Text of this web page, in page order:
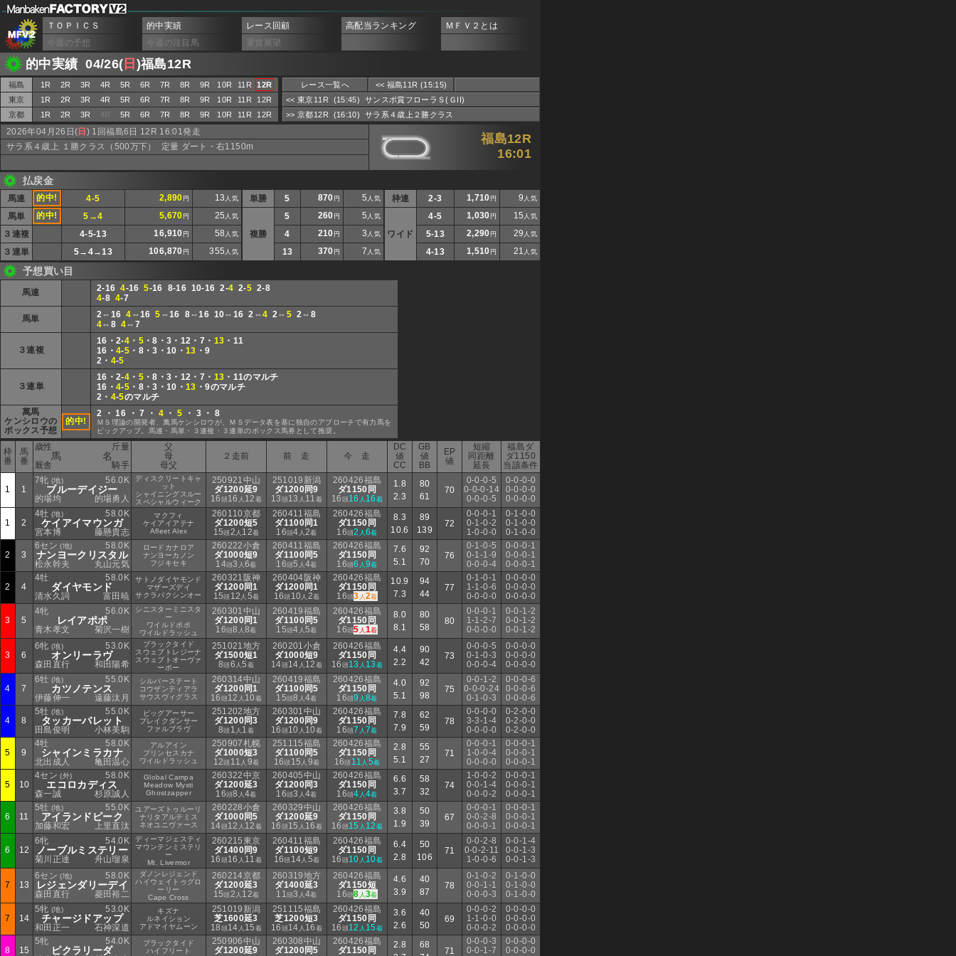
ＴＯＰＩＣＳ 的中実績 レース回顧 高配当ランキング
ＭＦＶ２とは
今週の予想
今週の注目馬 重賞展望
的中実績 04/26( 日 )福島12R
福島 1R 2R 3R 4R 5R 6R 7R 8R 9R 10R 11R
12R
東京
1R 2R 3R 4R 5R 6R 7R 8R 9R 10R 11R
12R
京都
1R 2R 3R 4R 5R 6R 7R 8R 9R 10R 11R 12R
レース一覧へ
<< 福島11R (15:15)
<< 東京11R (15:45) サンスポ賞フローラＳ(ＧII)
>> 京都12R (16:10) サラ系４歳上２勝クラス
2026年04月26日( 日 ) 1回福島6日 12R 16:01発走
福島12R
16:01
サラ系４歳上 １勝クラス（500万下） 定量 ダート・右1150m
払戻金
馬連 的中! 4-5 2,890 円 13 人気
馬単 的中! 5→4 5,670 円 25 人気
３連複 4-5-13 16,910 円 58 人気
３連単 5→4→13 106,870 円 355 人気
単勝 5 870 円 5 人気
複勝
5 260 円 5 人気
4 210 円 3 人気
13 370 円 7 人気
枠連 2-3 1,710 円 9 人気
ワイド
4-5 1,030 円 15 人気
5-13 2,290 円 29 人気
4-13 1,510 円 21 人気
予想買い目
馬連 2-164-165-16 8-16 10-16 2-4 2-5 2-8
4-8 4-7
馬単 2⇔164 ⇔165 ⇔16 8⇔16 10⇔16 2⇔4 2⇔ 5 2⇔8
4⇔8 4⇔7
３連複
16・2-4 ・ 5・8・3・12・7・ 13 ・11
16・4-5 ・8・3・10・13 ・9
2・ 4-5
３連単
16・2-4 ・ 5・8・3・12・7・ 13 ・11のマルチ
16・4-5 ・8・3・10・13 ・9のマルチ
2・ 4-5のマルチ
萬馬
ケンシロウの
ボックス予想
的中!
2 ・ 16 ・ 7 ・ 4 ・5 ・ 3 ・ 8
ＭＳ理論の開発者、萬馬ケンシロウが、ＭＳデータ表を基に独自のアプローチで有力馬を
ピックアップ。馬連・馬単・３連複・３連単のボックス馬券として推奨。
枠
番
馬
番
斤量
歳性
馬 名
厩舎 騎手
父
母
母父
２走前 前 走 今 走
DC
値
CC
GB
値
BB
EP
値
短縮
同距離
延長
福島ダ
ダ1150
当該条件
1 1
56.0K
7牝 (地)
ブルーデイジー
的場均 的場勇人
ディスクリートキャ
ット
シャイニングスルー
スペシャルウィーク
250921中山
ダ1200延9
16 頭16 人 12 着
251019新潟
ダ1200同9
13 頭13 人 11 着
260426福島
ダ1150同
16 頭16 人 16 着
1.8
2.3
80
61
70
0-0-0-5
0-0-0-14
0-0-0-5
0-0-0-0
0-0-0-0
0-0-0-0
1 2
58.0K
4牡 (地)
ケイアイマウンガ
宮本博 藤懸貴志
マクフィ
ケイアイアテナ
Afleet Alex
260110京都
ダ1200短5
15頭2 人 12着
260411福島
ダ1100同1
16頭4 人2着
260426福島
ダ1150同
16頭2 人6着
8.3
10.6
89
139
72
0-0-0-1
0-1-0-2
1-0-0-0
0-1-0-0
0-1-0-0
0-1-0-0
2 3
58.0K
6セン (地)
ナンヨークリスタル
松永幹夫 丸山元気
ロードカナロア
ナンヨーカノン
フジキセキ
260222小倉
ダ1000短9
14頭3 人6着
260411福島
ダ1100同5
16頭5 人4着
260426福島
ダ1150同
16頭6 人9着
7.6
5.1
92
70
76
0-1-0-5
0-1-1-9
0-0-0-4
0-0-0-1
0-0-0-1
0-0-0-1
2 4
58.0K
4牡
ダイヤモンド
清水久詞 富田暁
サトノダイヤモンド
マザーズデイ
サクラバクシンオー
260321阪神
ダ1200同1
15頭 12 人 5着
260404阪神
ダ1200同1
16頭 10 人 2着
260426福島
ダ1150同
16頭3 人2着
10.9
7.3
94
44
77
0-1-0-1
1-1-0-6
0-0-0-0
0-0-0-0
0-0-0-0
0-0-0-0
3 5
56.0K
4牝
レイアポポ
青木孝文 菊沢一樹
シニスターミニスタ
ー
ワイルドポポ
ワイルドラッシュ
260301中山
ダ1200同1
16頭8 人8着
260419福島
ダ1100同5
15頭4 人5着
260426福島
ダ1150同
16頭5 人1着
8.0
8.1
80
58
80
0-0-0-1
1-1-2-7
0-0-0-0
0-0-1-2
0-0-1-2
0-0-1-2
3 6
53.0K
6牝 (地)
オンリーラヴ
森田直行 和田陽希
ブラックタイド
スウェプトレジーナ
スウェプトオーヴァ
ーボー
251021地方
ダ1500短1
8頭6 人5 着
260201小倉
ダ1000短9
14頭14 人 12 着
260426福島
ダ1150同
16 頭13 人 13 着
4.4
2.2
90
42
73
0-0-0-5
0-1-0-3
0-0-0-4
0-0-0-0
0-0-0-0
0-0-0-0
4 7
55.0K
6牡 (地)
カツノテンス
伊藤伸一 遠藤汰月
シルバーステート
コウザンティアラ
サウスヴィグラス
260314中山
ダ1200同1
16 頭12 人 10 着
260419福島
ダ1100同5
15頭8 人4着
260426福島
ダ1150同
16頭9 人8着
4.0
5.1
92
98
75
0-0-1-2
0-0-0-24
0-1-0-3
0-0-0-6
0-0-0-6
0-0-0-6
4 8
55.0K
5牡 (地)
タッカーバレット
田島俊明 小林美駒
ビッグアーサー
ブレイクダンサー
ファルブラヴ
251202地方
ダ1200同3
8頭 1 人 1 着
260301中山
ダ1200同9
16 頭10 人 10着
260426福島
ダ1150同
16頭7 人7着
7.8
7.9
62
59
78
0-0-0-0
3-3-1-4
0-0-0-0
0-2-0-0
0-2-0-0
0-2-0-0
5 9
58.0K
4牡
シャインミラカナ
北出成人 亀田温心
アルアイン
プリンセスカナ
ワイルドラッシュ
250907札幌
ダ1000短3
12頭 11 人 9着
251115福島
ダ1100同5
16頭 15 人 9着
260426福島
ダ1150同
16頭 11 人 5着
2.8
5.1
55
27
71
0-0-0-1
1-0-0-4
0-0-0-0
0-0-0-1
0-0-0-1
0-0-0-1
5 10
58.0K
4セン (外)
エコロカディス
森一誠 杉原誠人
Global Campa
Meadow Mysti
Ghostzapper
260322中京
ダ1200延3
16頭8 人4着
260405中山
ダ1200同3
16頭3 人4着
260426福島
ダ1150同
16頭4 人4着
6.6
3.7
58
32
74
1-0-0-2
0-0-1-4
0-0-0-2
0-0-0-1
0-0-0-1
0-0-0-1
6 11
55.0K
5牡 (地)
アイランドピーク
加藤和宏 上里直汰
ユアーズトゥルーリ
ナリタアルテミス
ネオユニヴァース
260228小倉
ダ1000同5
14頭12 人 12 着
260329中山
ダ1200延9
16 頭15 人 16 着
260426福島
ダ1150同
16 頭15 人 12 着
3.8
1.9
50
39
67
0-0-0-1
0-0-2-8
0-0-0-1
0-0-0-1
0-0-0-1
0-0-0-1
6 12
54.0K
6牝
ノーブルミステリー
菊川正達 舟山瑠泉
ディーマジェスティ
マウンテンミステリ
ー
Mt. Livermor
260215東京
ダ1400同9
16 頭16 人 11 着
260411福島
ダ1100短9
16頭 14 人 5着
260426福島
ダ1150同
16 頭10 人 10着
6.4
2.8
50
106
71
0-0-2-8
0-0-2-11
1-0-0-6
0-0-1-4
0-0-1-3
0-0-1-3
7 13
58.0K
6セン (地)
レジェンダリーデイ
森田直行 菱田裕二
ダノンレジェンド
ハイウェイトゥグロ
ーリー
Cape Cross
260214京都
ダ1200延3
15頭2 人 12着
260319地方
ダ1400延3
11頭3 人4着
260426福島
ダ1150短
16頭8 人3着
4.6
3.9
40
87
78
0-1-0-2
0-0-1-1
0-0-0-3
0-1-0-0
0-1-0-0
0-1-0-0
7 14
53.0K
5牝 (地)
チャージドアップ
和田正一 石神深道
キズナ
ルネイション
アドマイヤムーン
251019新潟
芝1600延3
18 頭14 人 15 着
251115福島
芝1200短3
16 頭14 人 16 着
260426福島
ダ1150同
16 頭12 人 15 着
3.6
2.6
40
50
69
0-0-0-2
1-1-0-0
0-0-0-2
0-0-0-0
0-0-0-0
0-0-0-0
8 15
54.0K
5牝
ピクラリーダ
ブラックタイド
ハイフリート
250906中山
ダ1200延9
260308中山
ダ1200同5
260426福島
ダ1150同
2.8
68
71
0-0-0-3
0-0-1-7
0-0-0-0
0-0-0-0